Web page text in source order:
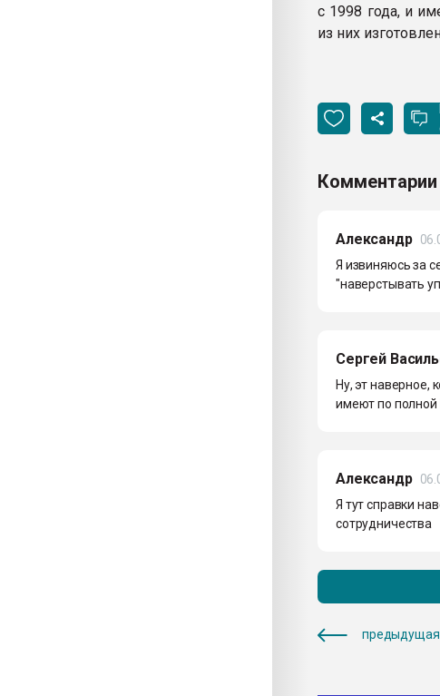
с 1998 года, и
из них
Комментарии
Александр
Я извиняюсь за
"наверстывать
Сергей
Ну, эт наверное,
имеют по полной
Александр
Я тут справки
сотрудничества
предыдущая